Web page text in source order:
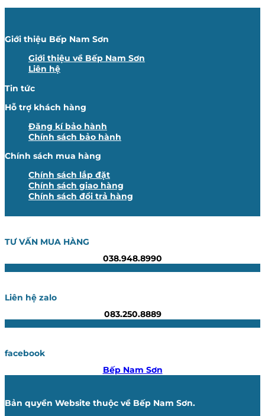
Giới thiệu Bếp Nam Sơn
Giới thiệu về Bếp Nam Sơn
Liên hệ
Tin tức
Hỗ trợ khách hàng
Đăng kí bảo hành
Chính sách bảo hành
Chính sách mua hàng
Chính sách lắp đặt
Chính sách giao hàng
Chính sách đổi trả hàng
TƯ VẤN MUA HÀNG
038.948.8990
Liên hệ zalo
083.250.8889
facebook
Bếp Nam Sơn
Bản quyền Website thuộc về Bếp Nam Sơn.